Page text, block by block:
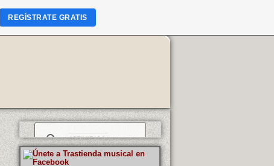
REGÍSTRATE GRATIS